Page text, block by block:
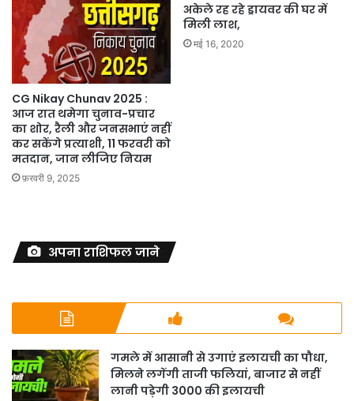
CG Nikay Chunav 2025 :
आज रात थमेगा चुनाव-प्रचार
का शोर, रैली और जनसभाएं नहीं
कर सकेंगे प्रत्याशी, 11 फरवरी को
मतदान, जान लीजिए नियम
फ़रवरी 9, 2025
अकेले रह रहे ड्रायवर की घर में
मिली लाश,
मई 16, 2020
अपना राशिफल जाने
गमले में आसानी से उगाएं इलायची का पौधा,
मिलने लगेंगी ताजी फलियां, बाजार से नहीं
लानी पड़ेगी 3000 की इलायची